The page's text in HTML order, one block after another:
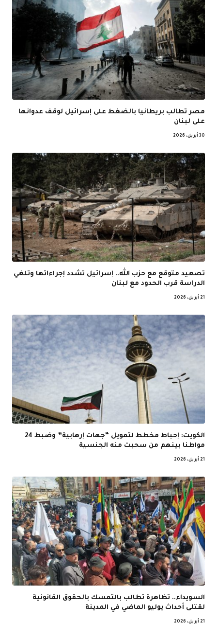
مصر تطالب بريطانيا بالضغط على إسرائيل لوقف عدوانها
على لبنان
30 أبريل، 2026
تصعيد متوقع مع حزب الله.. إسرائيل تشدد إجراءاتها وتلغي
الدراسة قرب الحدود مع لبنان
21 أبريل، 2026
الكويت: إحباط مخطط لتمويل “جهات إرهابية” وضبط 24
مواطنا بينهم من سحبت منه الجنسية
21 أبريل، 2026
السويداء.. تظاهرة تطالب بالتمسك بالحقوق القانونية
لقتلى أحداث يوليو الماضي في المدينة
21 أبريل، 2026